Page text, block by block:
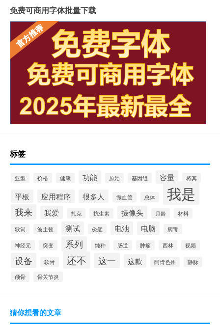
免费可商用字体批量下载
标签
亚型 价格 健康 功能 原始 基因组 容量 将其
平板 应用程序 很多人 微血管 总体 我是
我来 我爱 扎克 抗生素 摄像头 月龄 材料
歌词 波士顿 测试 炎症 电池 电脑 病毒
神经元 突变 系列 纯种 肠道 肿瘤 西林 视频
设备 软骨 还不 这一 这款 阿肯色州
静脉
颅骨
骨关节炎
猜你想看的文章